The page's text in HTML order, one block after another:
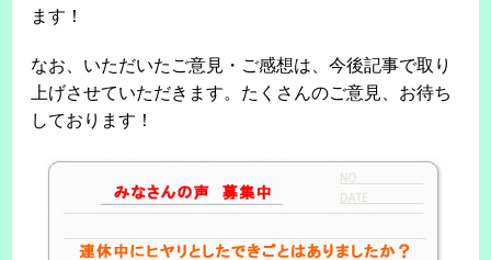
ます！
なお、いただいたご意見・ご感想は、今後記事で取り
上げさせていただきます。たくさんのご意見、お待ち
しております！